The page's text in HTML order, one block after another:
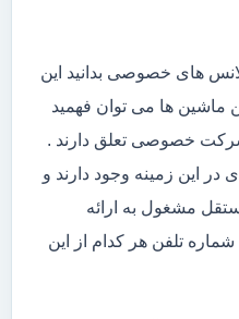
های خصوصی بدانید این
ماشین ها می توان فهمید
خصوصی تعلق دارند .
این زمینه وجود دارند و
مشغول به ارائه
تلفن هر کدام از این